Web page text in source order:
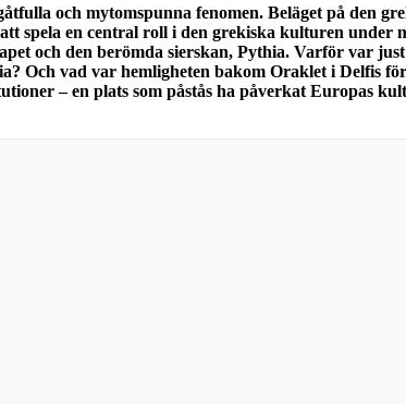
och mytomspunna fenomen. Beläget på den
spela en central roll i den grekiska kulturen under
och den berömda sierskan, Pythia. Varför var
Och vad var hemligheten bakom Oraklet i Delfis
– en plats som påstås ha påverkat Europas